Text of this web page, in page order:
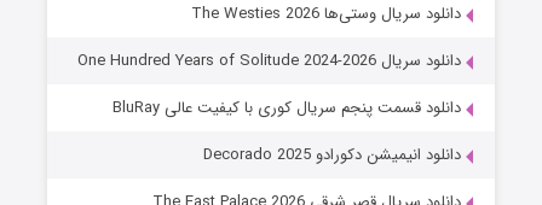
دانلود سریال وستی‌ها The Westies 2026
دانلود سریال One Hundred Years of Solitude 2024-2026
دانلود قسمت پنجم سریال کوری با کیفیت عالی BluRay
دانلود انیمیشن دکورادو Decorado 2025